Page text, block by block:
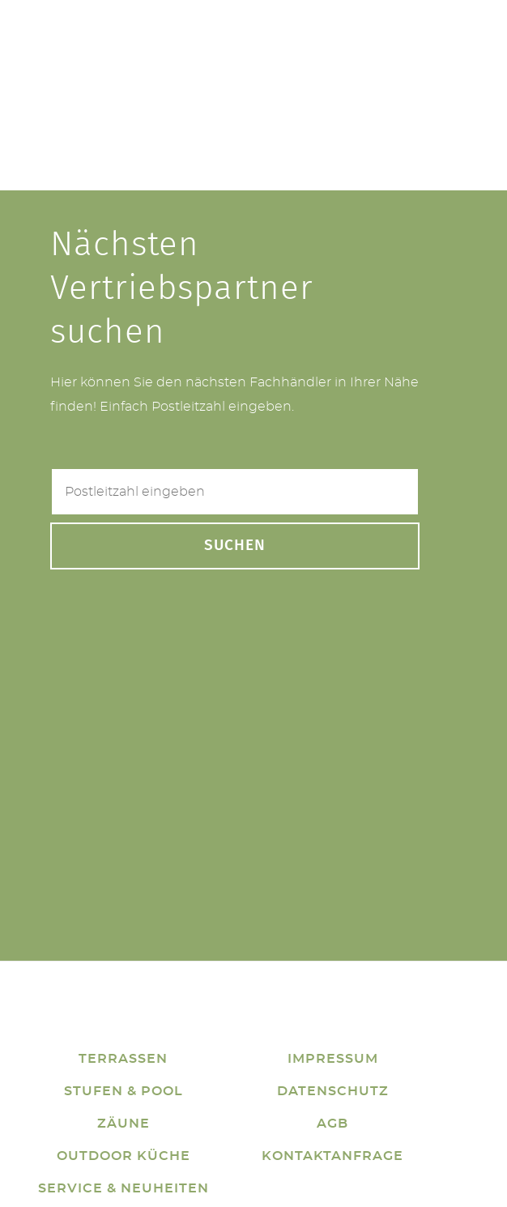
Nächsten
Vertriebspartner
suchen
Hier können Sie den nächsten Fachhändler in Ihrer Nähe
finden! Einfach Postleitzahl eingeben.
SUCHEN
TERRASSEN
STUFEN & POOL
ZÄUNE
OUTDOOR KÜCHE
SERVICE & NEUHEITEN
IMPRESSUM
DATENSCHUTZ
AGB
KONTAKTANFRAGE